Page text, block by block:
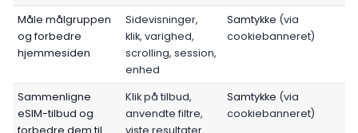
Måle målgruppen
og forbedre
hjemmesiden
Sidevisninger,
klik, varighed,
scrolling, session,
enhed
Samtykke (via
cookiebanneret)
Sammenligne
eSIM-tilbud og
forbedre dem til
Klik på tilbud,
anvendte filtre,
viste resultater
Samtykke (via
cookiebanneret)